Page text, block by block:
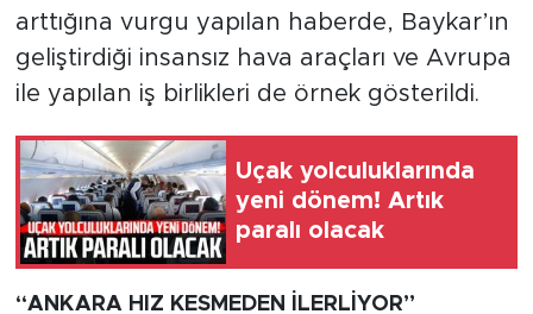
arttığına vurgu yapılan haberde, Baykar’ın
geliştirdiği insansız hava araçları ve Avrupa
ile yapılan iş birlikleri de örnek gösterildi.
Uçak yolculuklarında
yeni dönem! Artık
paralı olacak
“ANKARA HIZ KESMEDEN İLERLİYOR”